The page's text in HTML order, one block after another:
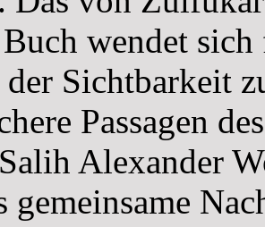
wendet
Sichtbarkeit
Passagen
Alexander
gemeinsame